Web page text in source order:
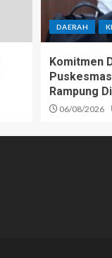
DAERAH
Komitmen
Rampung
06/08/2026